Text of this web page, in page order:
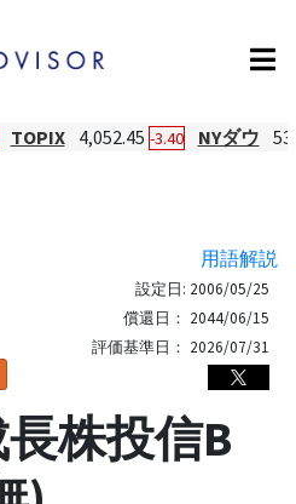
TOPIX 4,052.45 -3.40 NYダウ
用語解説
設定日: 2006/05/25
償還日： 2044/06/15
評価基準日： 2026/07/31
株投信B